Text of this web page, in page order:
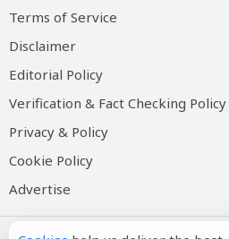
Terms of Service
Disclaimer
Editorial Policy
Verification & Fact Checking Policy
Privacy & Policy
Cookie Policy
Advertise